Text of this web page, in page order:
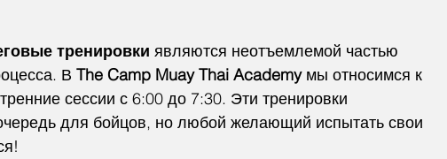
тренировки являются неотъемлемой частью
В The Camp Muay Thai Academy мы относимся к
сессии с 6:00 до 7:30. Эти тренировки
для бойцов, но любой желающий испытать свои